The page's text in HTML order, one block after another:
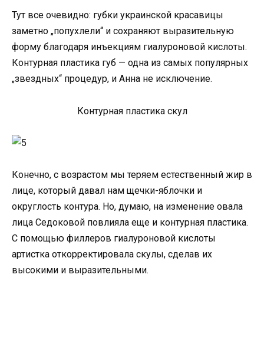
Тут все очевидно: губки украинской красавицы
заметно „попухлели“ и сохраняют выразительную
форму благодаря инъекциям гиалуроновой кислоты.
Контурная пластика губ — одна из самых популярных
„звездных“ процедур, и Анна не исключение.
Контурная пластика скул
Конечно, с возрастом мы теряем естественный жир в
лице, который давал нам щечки-яблочки и
округлость контура. Но, думаю, на изменение овала
лица Седоковой повлияла еще и контурная пластика.
С помощью филлеров гиалуроновой кислоты
артистка откорректировала скулы, сделав их
высокими и выразительными.